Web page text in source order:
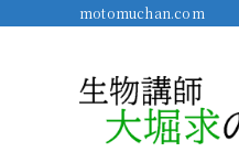
motomuchan.com